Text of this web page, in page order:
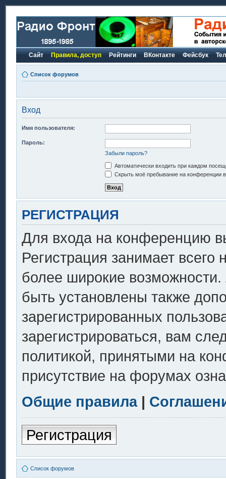
Сайт Правила, доступ Рейтинги ВКонтакте Фейсбук
Список форумов
Вход
Имя пользователя:
Пароль:
Забыли пароль?
Автоматически входить при каждом
Скрыть моё пребывание на конференции в
РЕГИСТРАЦИЯ
Для входа на конференцию
Регистрация занимает всего
более широкие
быть установлены также
зарегистрированных
зарегистрироваться, вам
политикой, принятыми на
присутствие на форумах
Общие правила|
Регистрация
Список форумов